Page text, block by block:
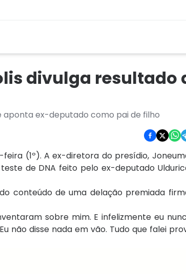
divulga resultado
aponta ex-deputado como pai de filho
(1º). A ex-diretora do presídio,
de DNA feito pelo ex-deputado
conteúdo de uma delação premiada
sobre mim. E infelizmente eu
não disse nada em vão. Tudo que falei